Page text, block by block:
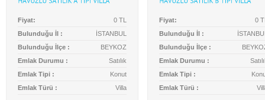
Fiyat:
0 TL
Bulunduğu İl :
İSTANBUL
Bulunduğu İlçe :
BEYKOZ
Emlak Durumu :
Satılık
Emlak Tipi :
Konut
Emlak Türü :
Villa
Fiyat:
0
Bulunduğu İl :
Bulunduğu İlçe :
Emlak Durumu :
Emlak Tipi :
Emlak Türü :